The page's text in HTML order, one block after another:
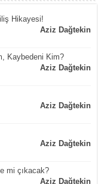
Hikayesi!
Aziz Dağtekin
Kaybedeni Kim?
Aziz Dağtekin
Aziz Dağtekin
Aziz Dağtekin
mi çıkacak?
Aziz Dağtekin